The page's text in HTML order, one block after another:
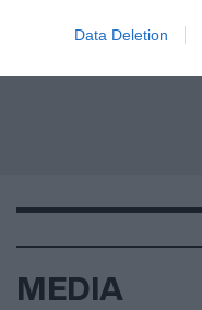
Data Deletion
MEDIA